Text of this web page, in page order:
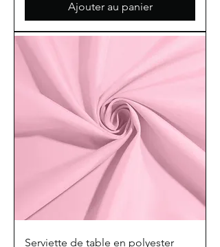
Ajouter au panier
Serviette de table en polyester